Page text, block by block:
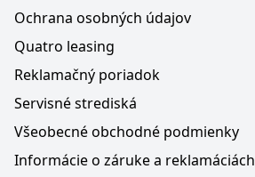
Ochrana osobných údajov
Quatro leasing
Reklamačný poriadok
Servisné strediská
Všeobecné obchodné podmienky
Informácie o záruke a reklamáciách